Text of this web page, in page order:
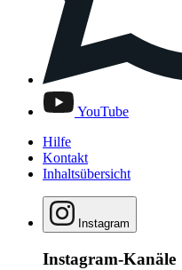
YouTube
Hilfe
Kontakt
Inhaltsübersicht
Instagram
Instagram-Kanäle